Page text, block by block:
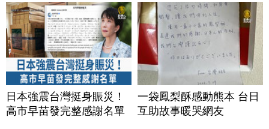
日本強震台灣挺身賑災！
高市早苗發完整感謝名單
一袋鳳梨酥感動熊本 台日
互助故事暖哭網友